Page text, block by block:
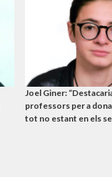
Joel Giner:
professors per a
tot no estant en els